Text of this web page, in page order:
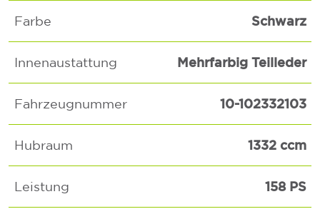
Farbe Schwarz
Innenaustattung Mehrfarbig Teilleder
Fahrzeugnummer 10-102332103
Hubraum 1332 ccm
Leistung 158 PS